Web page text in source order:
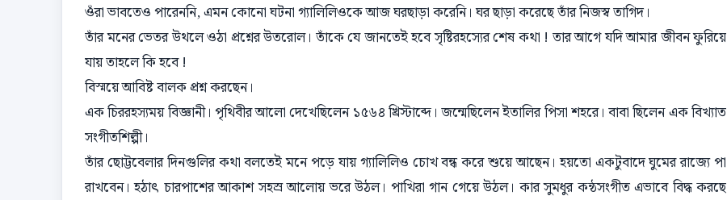
ওঁরা ভাবতেও পারেননি, এমন কোনো ঘটনা গ্যালিলিওকে আজ ঘরছাড়া করেনি। ঘর ছাড়া করেছে তাঁর নিজস্ব তাগিদ।
তাঁর মনের ভেতর উথলে ওঠা প্রশ্নের উতরোল। তাঁকে যে জানতেই হবে সৃষ্টিরহস্যের শেষ কথা ! তার আগে যদি আমার জীবন ফুরিয়ে
যায় তাহলে কি হবে !
বিস্ময়ে আবিষ্ট বালক প্রশ্ন করছেন।
এক চিররহস্যময় বিজ্ঞানী। পৃথিবীর আলো দেখেছিলেন ১৫৬৪ খ্রিস্টাব্দে। জন্মেছিলেন ইতালির পিসা শহরে। বাবা ছিলেন এক বিখ্যাত
সংগীতশিল্পী।
তাঁর ছোট্টবেলার দিনগুলির কথা বলতেই মনে পড়ে যায় গ্যালিলিও চোখ বন্ধ করে শুয়ে আছেন। হয়তো একটুবাদে ঘুমের রাজ্যে পা
রাখবেন। হঠাৎ চারপাশের আকাশ সহস্র আলোয় ভরে উঠল। পাখিরা গান গেয়ে উঠল। কার সুমধুর কন্ঠসংগীত এভাবে বিদ্ধ করছে